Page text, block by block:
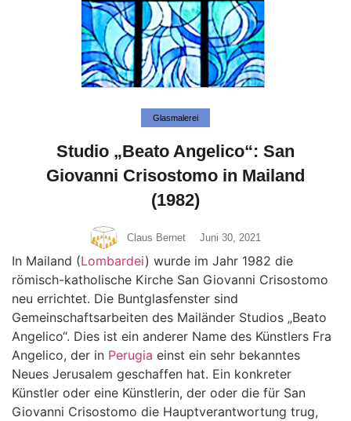
Glasmalerei
Studio „Beato Angelico“: San
Giovanni Crisostomo in Mailand
(1982)
Claus Bernet Juni 30, 2021
In Mailand (Lombardei) wurde im Jahr 1982 die
römisch-katholische Kirche San Giovanni Crisostomo
neu errichtet. Die Buntglasfenster sind
Gemeinschaftsarbeiten des Mailänder Studios „Beato
Angelico“. Dies ist ein anderer Name des Künstlers Fra
Angelico, der in Perugia einst ein sehr bekanntes
Neues Jerusalem geschaffen hat. Ein konkreter
Künstler oder eine Künstlerin, der oder die für San
Giovanni Crisostomo die Hauptverantwortung trug,